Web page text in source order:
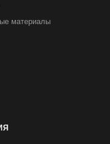
материалы